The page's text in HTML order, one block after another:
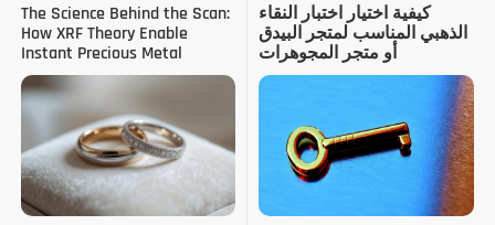
The Science Behind the Scan:
How XRF Theory Enable
Instant Precious Metal
Analysis (باللغة الإنجليزية)
كيفية اختيار اختبار النقاء
الذهبي المناسب لمتجر البيدق
أو متجر المجوهرات